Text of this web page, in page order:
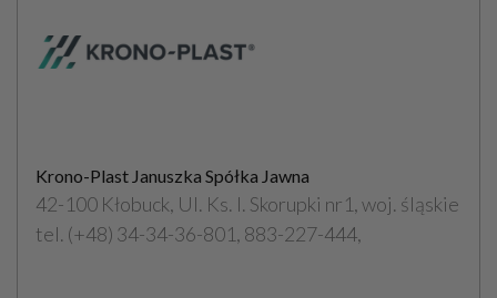
Krono-Plast Januszka Spółka Jawna
42-100 Kłobuck, Ul. Ks. I. Skorupki nr1, woj. śląskie
tel. (+48) 34-34-36-801, 883-227-444,